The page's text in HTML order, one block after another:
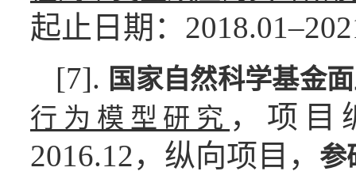
起止日期：
[7]. 国家自然科学基金
行为模型研究 ，项目
2016.12，纵向项目，
参